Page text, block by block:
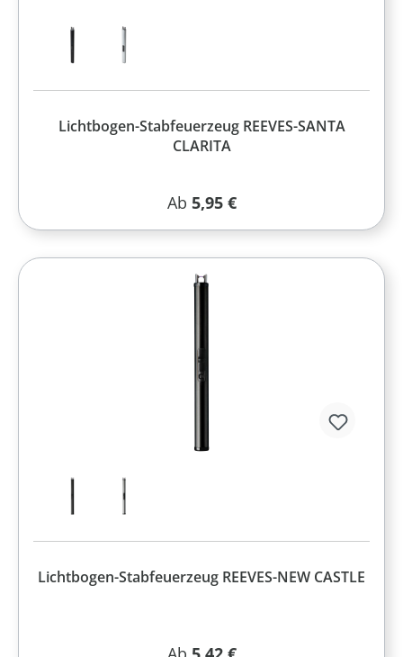
Lichtbogen-Stabfeuerzeug REEVES-SANTA
CLARITA
Regulärer Preis:
Ab 5,95 €
Lichtbogen-Stabfeuerzeug REEVES-NEW CASTLE
Regulärer Preis: